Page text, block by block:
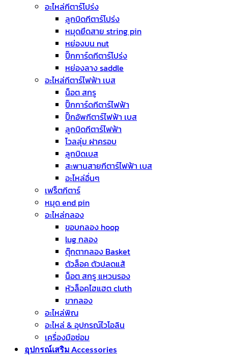
อะไหล่กีตาร์โปร่ง
ลูกบิดกีตาร์โปร่ง
หมุดยึดสาย string pin
หย่องบน nut
ปิ๊กการ์ดกีตาร์โปร่ง
หย่องลาง saddle
อะไหล่กีตาร์ไฟฟ้า เบส
น็อต สกรู
ปิ๊กการ์ดกีตาร์ไฟฟ้า
ปิ๊กอัพกีตาร์ไฟฟ้า เบส
ลูกบิดกีตาร์ไฟฟ้า
โวลลุ่ม ฝาครอบ
ลูกบิดเบส
สะพานสายกีตาร์ไฟฟ้า เบส
อะไหล่อื่นๆ
เฟร็ตกีตาร์
หมุด end pin
อะไหล่กลอง
ขอบกลอง hoop
lug กลอง
ตุ๊กตากลอง Basket
ตัวล็อค ตัวปลดแส้
น็อต สกรู แหวนรอง
หัวล็อคไฮแฮต cluth
ขากลอง
อะไหล่พิณ
อะไหล่ & อุปกรณ์ไวโอลิน
เครื่องมือซ่อม
อุปกรณ์เสริม Accessories